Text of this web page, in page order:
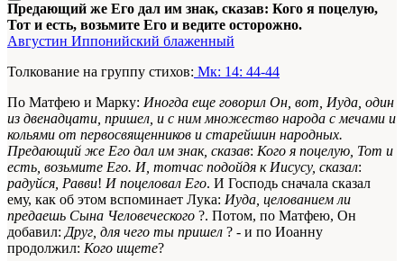
Предающий же Его дал им знак, сказав: Кого я поцелую,
Тот и есть, возьмите Его и ведите осторожно.
Августин Иппонийский блаженный
Толкование на группу стихов: Мк: 14: 44-44
По Матфею и Марку: Иногда еще говорил Он, вот, Иуда, один
из двенадцати, пришел, и с ним множество народа с мечами и
кольями от первосвященников и старейшин народных.
Предающий же Его дал им знак, сказав: Кого я поцелую, Тот и
есть, возьмите Его. И, тотчас подойдя к Иисусу, сказал:
радуйся, Равви! И поцеловал Его. И Господь сначала сказал
ему, как об этом вспоминает Лука: Иуда, целованием ли
предаешь Сына Человеческого ?. Потом, по Матфею, Он
добавил: Друг, для чего ты пришел ? - и по Иоанну
продолжил: Кого ищете?